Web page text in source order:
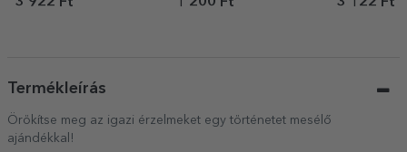
Termékleírás
Örökítse meg az igazi érzelmeket egy történetet mesélő
ajándékkal!